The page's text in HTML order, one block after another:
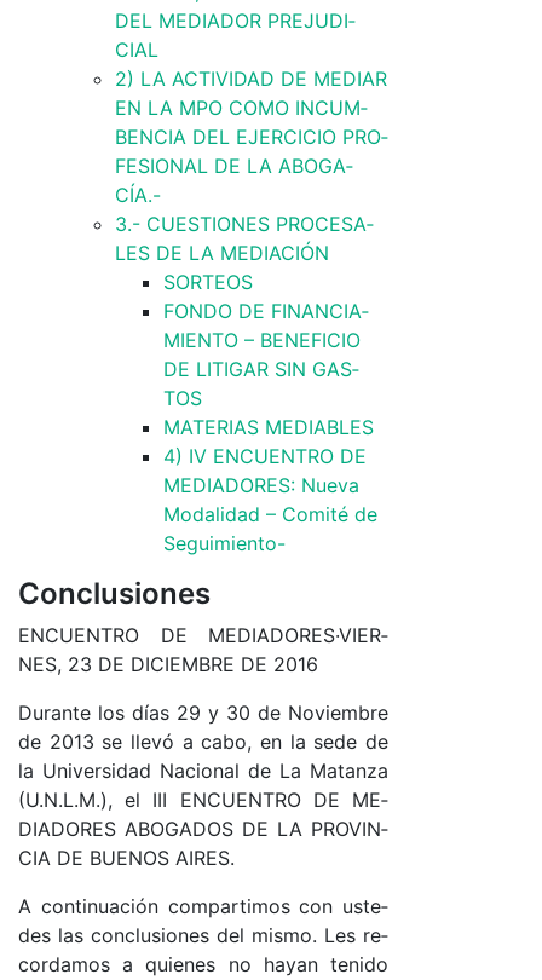
DEL ME­­DIA­­DOR PRE­­JU­­DI­­
CIAL
2) LA AC­­TI­­VI­­DAD DE ME­­DIAR
EN LA MPO CO­­­MO IN­­CU­M­­
BE­N­­CIA DEL EJE­R­­CI­­CIO PRO­­­
FE­­SIO­­­NAL DE LA ABO­­­GA­­
CÍA.-
3.- CUES­­TIO­­­NES PRO­­­CE­S­A­­
LES DE LA ME­­DIA­­CIÓN
SO­­­R­­­TEOS
FO­­N­­­DO DE FI­­­NAN­­­CIA­­­
MIEN­­­TO – BE­­­­­NE­­­FI­­­CIO
DE LI­­­TI­­­GAR SIN GA­S­­­
TOS
MA­­­TE­­­RIAS ME­­­DIA­­­BLES
4) IV EN­­­CUEN­­­TRO DE
ME­­­DIA­­­DO­­­­­RES: Nue­­­va
Mo­­­­­da­­­li­­­dad – Co­­­­­mi­­­té de
Se­­­gui­­­mien­­­to-
Conclusiones
EN­CUEN­TRO DE ME­DIA­DO­RES·­VIER­
NES, 23 DE DI­CIEM­BRE DE 2016
Du­ran­te los días 29 y 30 de No­viem­bre
de 2013 se lle­vó a ca­bo, en la se­de de
la Uni­ver­si­dad Na­cio­nal de La Ma­tan­za
(U.N.­L.­M.), el III EN­CUEN­TRO DE ME­
DIA­DO­RES ABO­GA­DOS DE LA PRO­VIN­
CIA DE BUE­NOS AI­RES.
A con­ti­nua­ción com­par­ti­mos con us­te­
des las con­clu­sio­nes del mis­mo. Les re­
cor­da­mos a quie­nes no ha­yan te­ni­do